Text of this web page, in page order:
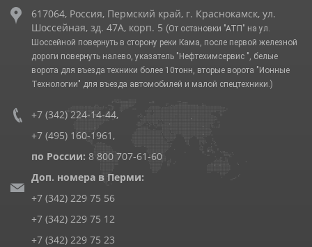
617064, Россия, Пермский край, г. Краснокамск, ул.
Шоссейная, зд. 47А, корп. 5 (От остановки "АТП" на ул.
Шоссейной повернуть в сторону реки Кама, после первой железной
дороги повернуть налево, указатель "Нефтехимсервис ", белые
ворота для въезда техники более 10тонн, вторые ворота "Ионные
Технологии" для въезда автомобилей и малой спецтехники.)
+7 (342) 224-14-44,
+7 (495) 160-1961 ,
по России: 8 800 707-61-60
Доп. номера в Перми:
+7 (342) 229 75 56
+7 (342) 229 75 12
+7 (342) 229 75 23